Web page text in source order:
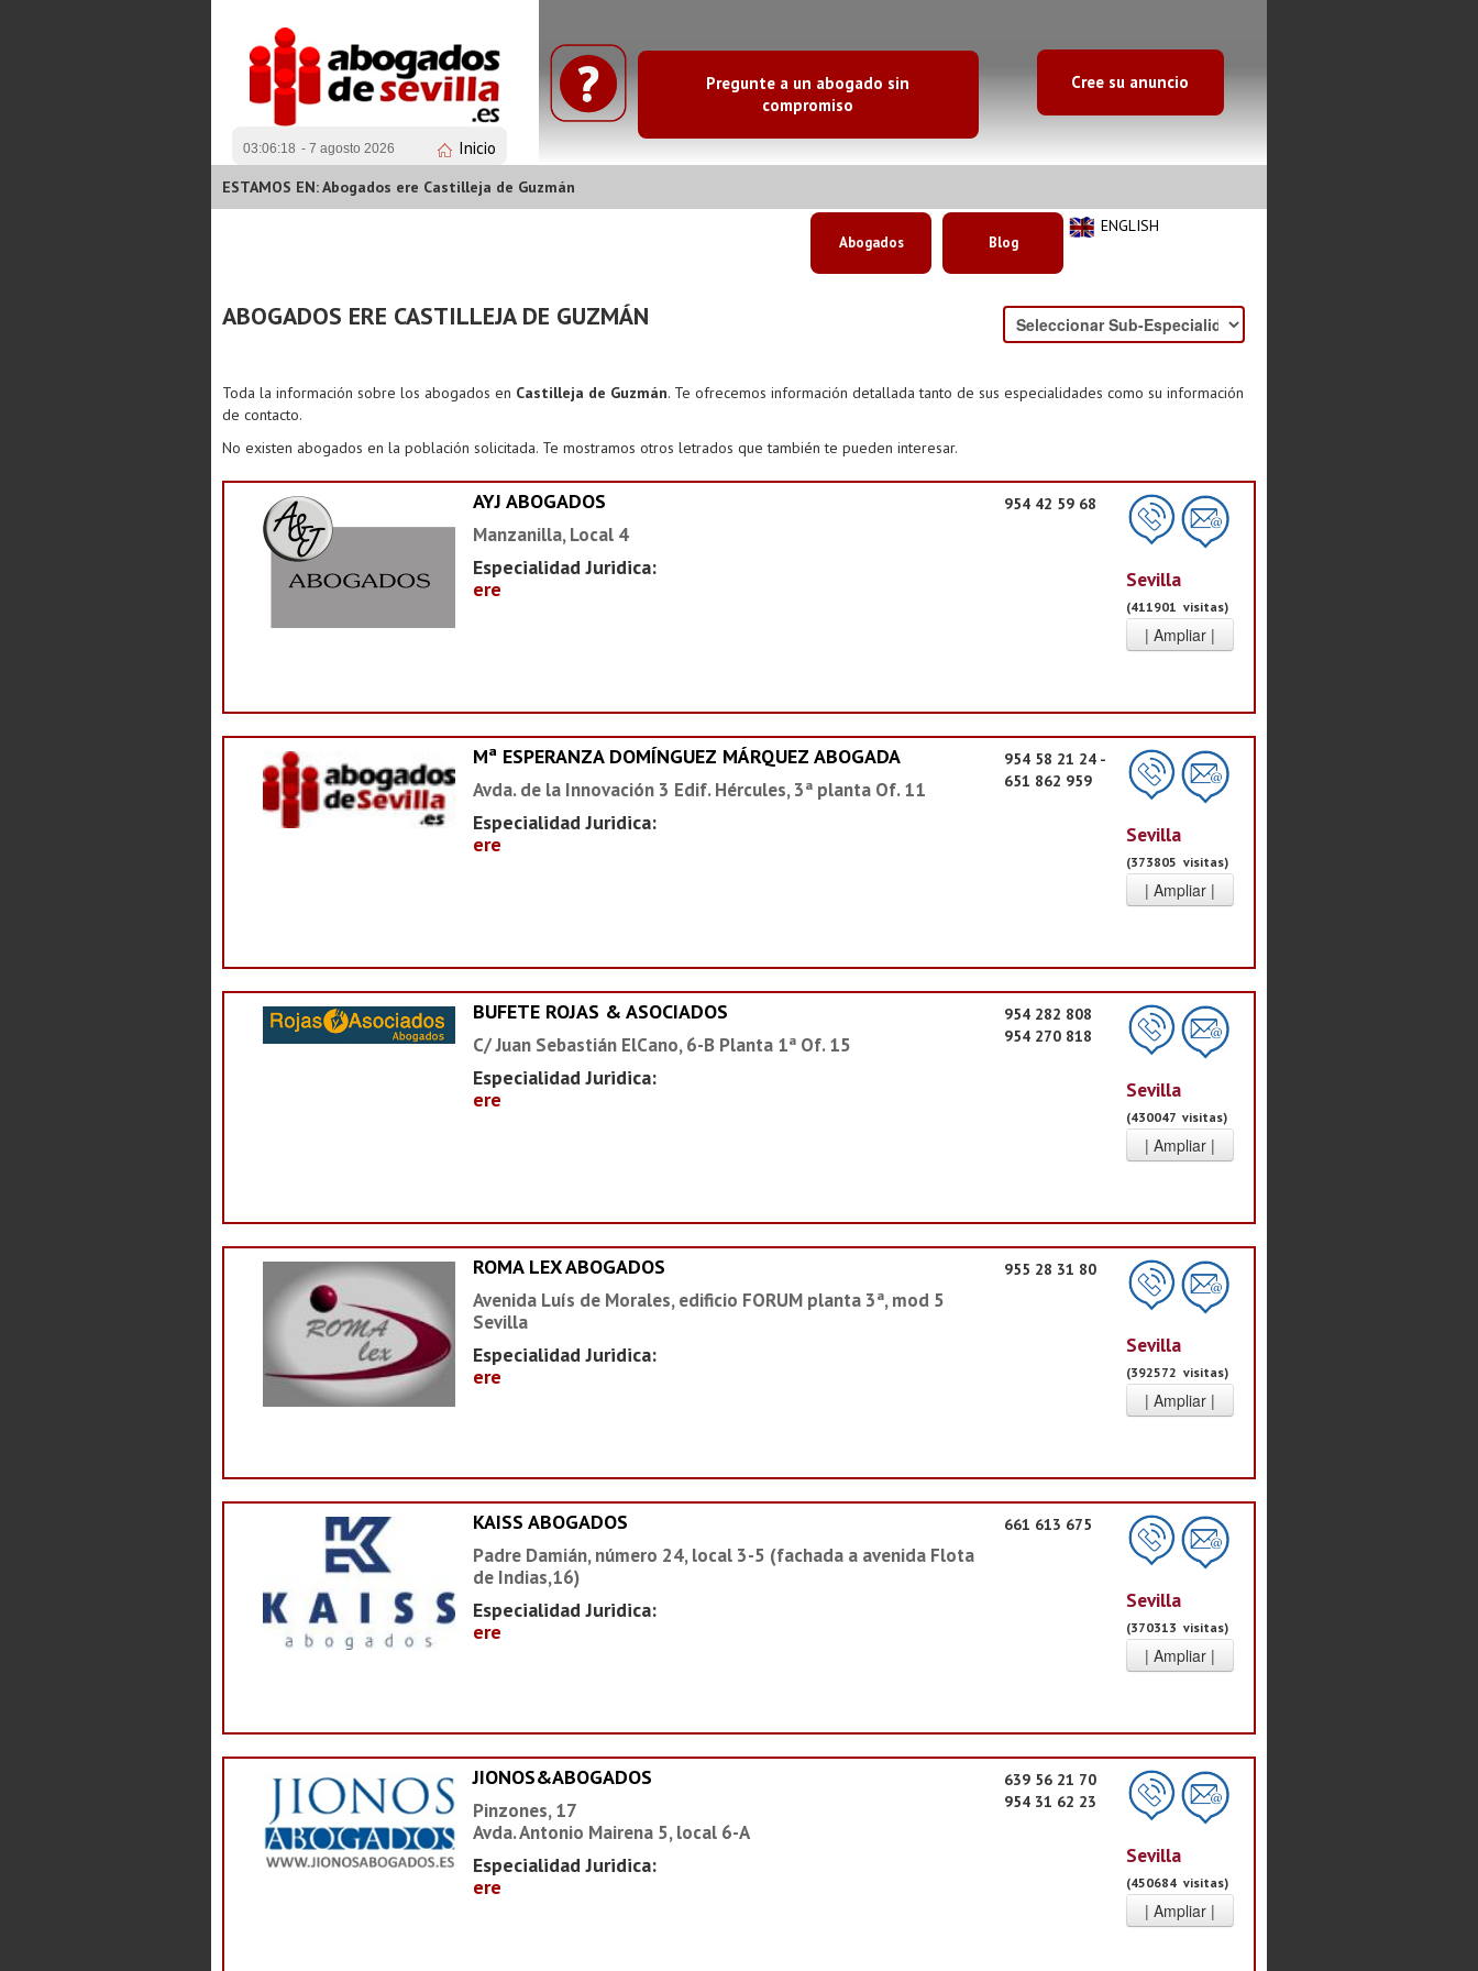
03:06:18 - 7 agosto 2026 Inicio
Pregunte a un abogado sin
compromiso
Cree su anuncio
ESTAMOS EN: Abogados ere Castilleja de Guzmán
ENGLISH
Abogados Blog
ABOGADOS ERE CASTILLEJA DE GUZMÁN
Toda la información sobre los abogados en Castilleja de Guzmán. Te ofrecemos información detallada tanto de sus especialidades como su información
de contacto.
No existen abogados en la población solicitada. Te mostramos otros letrados que también te pueden interesar.
AYJ ABOGADOS
Manzanilla, Local 4
Especialidad Juridica:
ere
954 42 59 68
Sevilla
(411901 visitas)
Mª ESPERANZA DOMÍNGUEZ MÁRQUEZ ABOGADA
Avda. de la Innovación 3 Edif. Hércules, 3ª planta Of. 11
Especialidad Juridica:
ere
954 58 21 24 -
651 862 959
Sevilla
(373805 visitas)
BUFETE ROJAS & ASOCIADOS
C/ Juan Sebastián ElCano, 6-B Planta 1ª Of. 15
Especialidad Juridica:
ere
954 282 808
954 270 818
Sevilla
(430047 visitas)
ROMA LEX ABOGADOS
Avenida Luís de Morales, edificio FORUM planta 3ª, mod 5
Sevilla
Especialidad Juridica:
ere
955 28 31 80
Sevilla
(392572 visitas)
KAISS ABOGADOS
Padre Damián, número 24, local 3-5 (fachada a avenida Flota
de Indias,16)
Especialidad Juridica:
ere
661 613 675
Sevilla
(370313 visitas)
JIONOS&ABOGADOS
Pinzones, 17
Avda. Antonio Mairena 5, local 6-A
Especialidad Juridica:
ere
639 56 21 70
954 31 62 23
Sevilla
(450684 visitas)